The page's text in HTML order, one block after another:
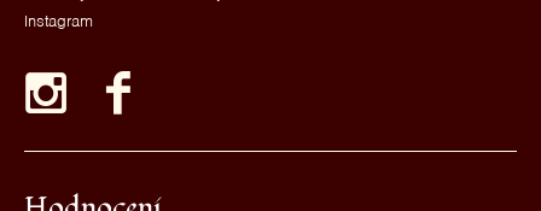
Instagram